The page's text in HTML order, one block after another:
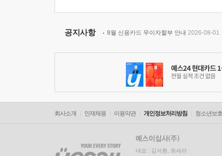
공지사항 8월 신용카드 무이자할부 안내 2026-08-01
회사소개 인재채용 이용약관 개인정보처리방침 청소년보
대표 : 김석환, 최세라